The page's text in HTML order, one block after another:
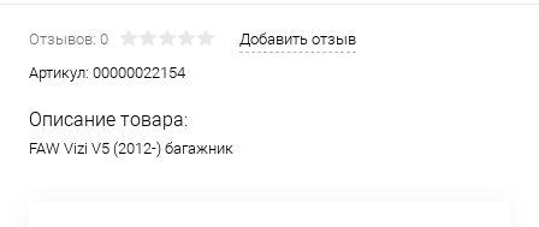
Отзывов: 0
Добавить отзыв
Артикул: 00000022154
Описание товара:
FAW Vizi V5 (2012-) багажник